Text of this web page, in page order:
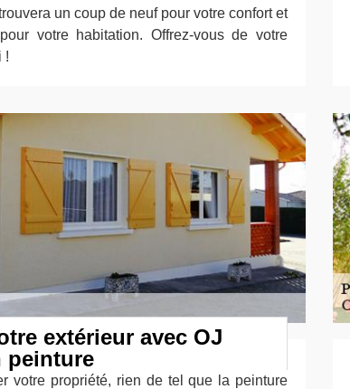
un coup de neuf pour votre confort et
votre habitation. Offrez-vous de votre
!
extérieur avec OJ
peinture
votre propriété, rien de tel que la peinture